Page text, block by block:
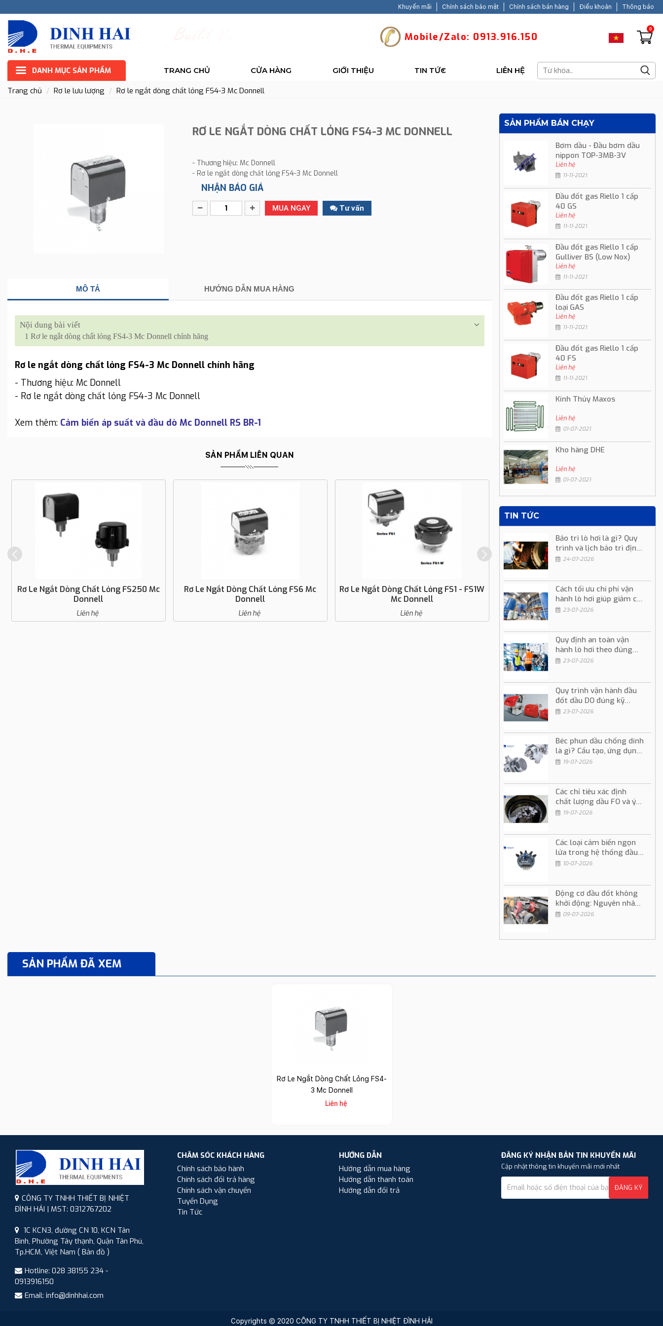
Khuyến mãi Chính sách bảo mật Chính sách bán hàng Điều khoản Thông báo
Mobile/Zalo: 0913.916.150
0
DANH MỤC SẢN PHẨM TRANG CHỦ CỬA HÀNG GIỚI THIỆU TIN TỨC LIÊN HỆ
Trang chủ Rơ le lưu lượng Rơ le ngắt dòng chất lỏng FS4-3 Mc Donnell
RƠ LE NGẮT DÒNG CHẤT LỎNG FS4-3 MC DONNELL
- Thương hiệu: Mc Donnell
- Rơ le ngắt dòng chất lỏng FS4-3 Mc Donnell
NHẬN BÁO GIÁ
MUA NGAY Tư vấn
MÔ TẢ HƯỚNG DẪN MUA HÀNG
Nội dung bài viết
1 Rơ le ngắt dòng chất lỏng FS4-3 Mc Donnell chính hãng
Rơ le ngắt dòng chất lỏng FS4-3 Mc Donnell chính hãng
- Thương hiệu: Mc Donnell
- Rơ le ngắt dòng chất lỏng FS4-3 Mc Donnell
Xem thêm: Cảm biến áp suất và đầu dò Mc Donnell RS BR-1
SẢN PHẨM LIÊN QUAN
Rơ Le Ngắt Dòng Chất Lỏng FS250 Mc
Donnell
Liên hệ
Rơ Le Ngắt Dòng Chất Lỏng FS6 Mc
Donnell
Liên hệ
Rơ Le Ngắt Dòng Chất Lỏng FS1 - FS1W
Mc Donnell
Liên hệ
Rơ Le Ngắt Dòng Chất Lỏng FS7-4; 4E;
4W Mc Donnell
Liên hệ
SẢN PHẨM BÁN CHẠY
Bơm dầu - Đầu bơm dầu
nippon TOP-3MB-3V
Liên hệ
11-11-2021
Đầu đốt gas Riello 1 cấp
40 GS
Liên hệ
11-11-2021
Đầu đốt gas Riello 1 cấp
Gulliver BS (Low Nox)
Liên hệ
11-11-2021
Đầu đốt gas Riello 1 cấp
loại GAS
Liên hệ
11-11-2021
Đầu đốt gas Riello 1 cấp
40 FS
Liên hệ
11-11-2021
Kính Thủy Maxos
Liên hệ
01-07-2021
Kho hàng DHE
Liên hệ
01-07-2021
TIN TỨC
Bảo trì lò hơi là gì? Quy
trình và lịch bảo trì định
kỳ24-07-2026
Cách tối ưu chi phí vận
hành lò hơi giúp giảm chi
phí sản xuất
23-07-2026
Quy định an toàn vận
hành lò hơi theo đúng
quy trình kỹ thuật
23-07-2026
Quy trình vận hành đầu
đốt dầu DO đúng kỹ
thuật và an toàn
23-07-2026
Béc phun dầu chống dính
là gì? Cấu tạo, ứng dụng
và cách sử dụng
19-07-2026
Các chỉ tiêu xác định
chất lượng dầu FO và ý
nghĩa trong vận hành
19-07-2026
Các loại cảm biến ngọn
lửa trong hệ thống đầu
đốt dầu và gas
10-07-2026
Động cơ đầu đốt không
khởi động: Nguyên nhân
và cách khắc phục
09-07-2026
SẢN PHẨM ĐÃ XEM
Rơ Le Ngắt Dòng Chất Lỏng FS4-
3 Mc Donnell
Liên hệ
CÔNG TY TNHH THIẾT BỊ NHIỆT
ĐÌNH HẢI | MST: 0312767202
1C KCN3, đường CN 10, KCN Tân
Bình, Phường Tây thạnh, Quận Tân Phú,
Tp.HCM, Việt Nam ( Bản đồ )
Hotline: 028 38155 234 -
0913916150
Email: info@dinhhai.com
CHĂM SÓC KHÁCH HÀNG
Chính sách bảo hành
Chính sách đổi trả hàng
Chính sách vận chuyển
Tuyển Dụng
Tin Tức
HƯỚNG DẪN
Hướng dẫn mua hàng
Hướng dẫn thanh toán
Hướng dẫn đổi trả
ĐĂNG KÝ NHẬN BẢN TIN KHUYẾN MÃI
Cập nhật thông tin khuyến mãi mới nhất
ĐĂNG KÝ
Copyrights © 2020 CÔNG TY TNHH THIẾT BỊ NHIỆT ĐÌNH HẢI